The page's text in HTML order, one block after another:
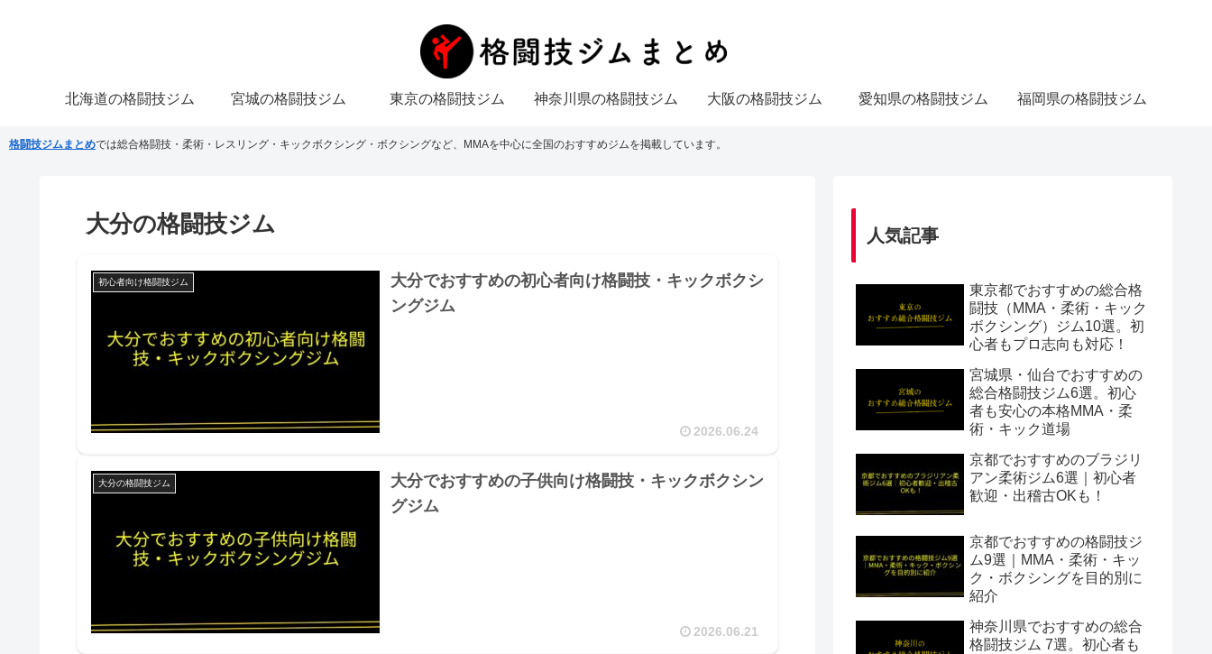
北海道の格闘技ジム 宮城の格闘技ジム 東京の格闘技ジム 神奈川県の格闘技ジム 大阪の格闘技ジム 愛知県の格闘技ジム 福岡県の格闘技ジム
格闘技ジムまとめでは総合格闘技・柔術・レスリング・キックボクシング・ボクシングなど、MMAを中心に全国のおすすめジムを掲載しています。
大分の格闘技ジム
初心者向け格闘技ジム
大分でおすすめの初心者向け格闘技・キックボクシ
ングジム
2026.06.24
大分の格闘技ジム
大分でおすすめの子供向け格闘技・キックボクシン
グジム
2026.06.21
人気記事
東京都でおすすめの総合格
闘技（MMA・柔術・キック
ボクシング）ジム10選。初
心者もプロ志向も対応！
宮城県・仙台でおすすめの
総合格闘技ジム6選。初心
者も安心の本格MMA・柔
術・キック道場
京都でおすすめのブラジリ
アン柔術ジム6選｜初心者
歓迎・出稽古OKも！
京都でおすすめの格闘技ジ
ム9選｜MMA・柔術・キッ
ク・ボクシングを目的別に
紹介
神奈川県でおすすめの総合
格闘技ジム 7選。初心者も